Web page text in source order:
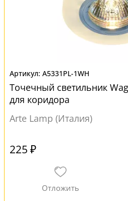
A5331PL-1WH
Точечный светильник
для коридора
Arte Lamp (Италия)
225 ₽